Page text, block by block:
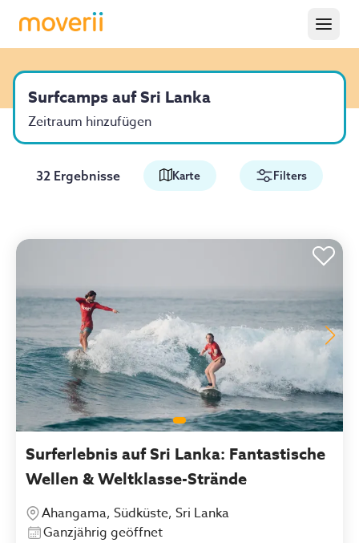
Surfcamps auf Sri Lanka
Zeitraum hinzufügen
32 Ergebnisse Karte Filters
Surferlebnis auf Sri Lanka: Fantastische
Wellen & Weltklasse-Strände
Ahangama, Südküste, Sri Lanka
Ganzjährig geöffnet